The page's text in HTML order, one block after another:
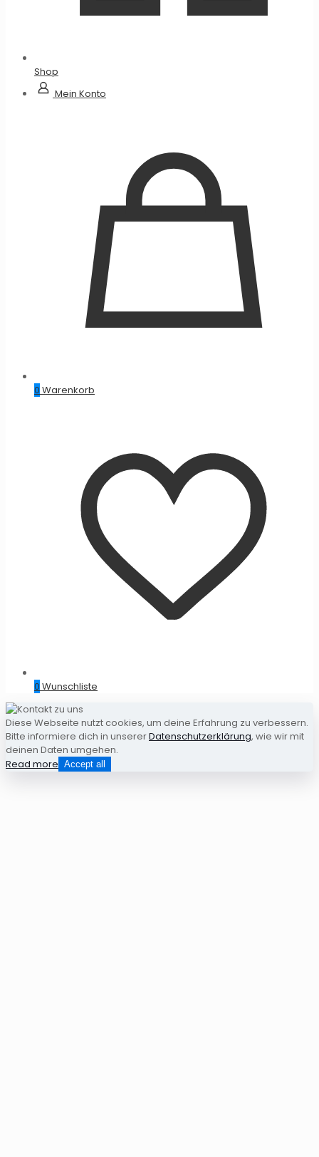
Shop
Mein Konto
0 Warenkorb
0 Wunschliste
Diese Webseite nutzt cookies, um deine Erfahrung zu verbessern.
Bitte informiere dich in unsererDatenschutzerklärung, wie wir mit
deinen Daten umgehen.
Read more Accept all